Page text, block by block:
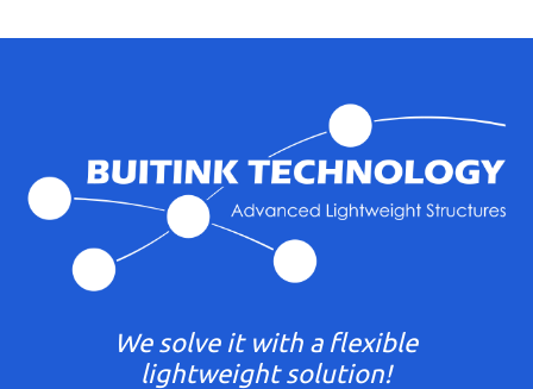
We solve it with a flexible
lightweight solution!